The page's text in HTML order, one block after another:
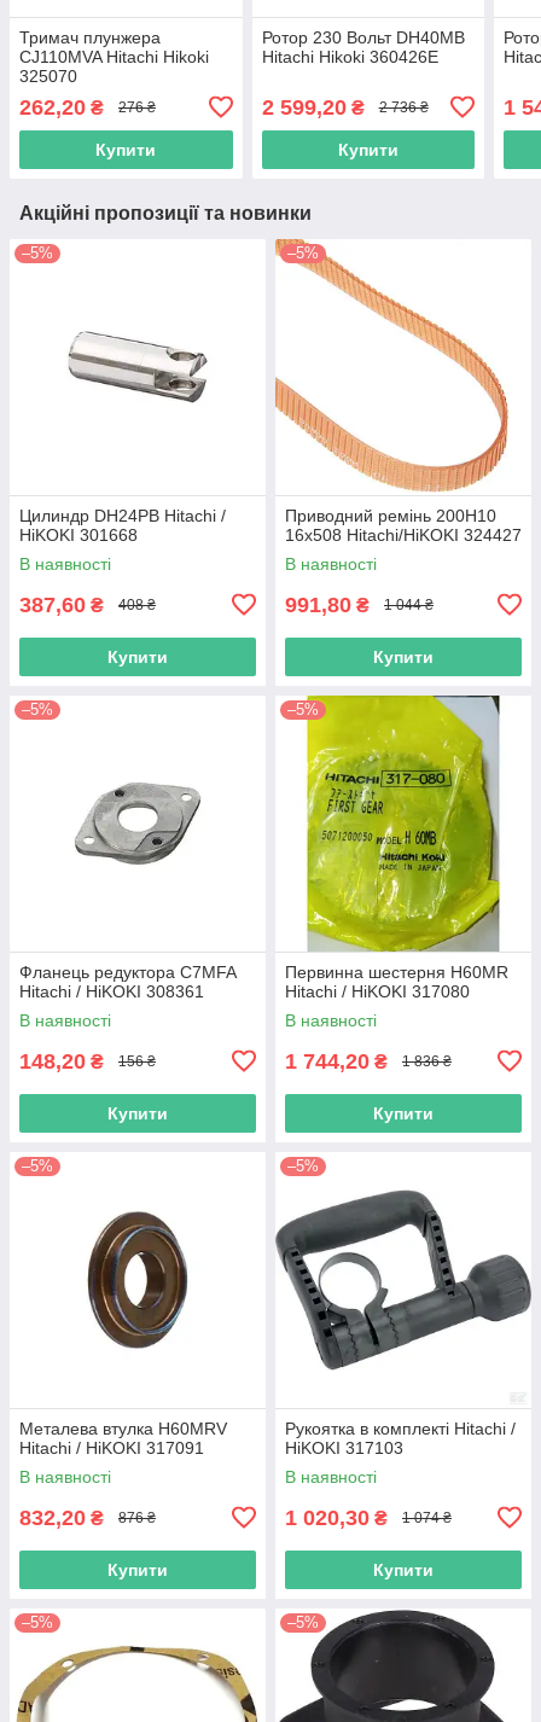
Тримач плунжера
CJ110MVA Hitachi Hikoki
325070
262,20 ₴ 276 ₴
Купити
Ротор 230 Вольт DH40MB
Hitachi Hikoki 360426Е
2 599,20₴ 2 736 ₴
Купити
1
Акційні пропозиції та новинки
–5%
Цилиндр DH24PB Hitachi /
HiKOKI 301668
В наявності
387,60 ₴ 408 ₴
Купити
–5%
Приводний ремінь 200Н10
16х508 Hitachi/HiKOKI 324427
В наявності
991,80 ₴ 1 044 ₴
Купити
–5%
Фланець редуктора C7MFA
Hitachi / HiKOKI 308361
В наявності
148,20 ₴ 156 ₴
Купити
–5%
Первинна шестерня H60MR
Hitachi / HiKOKI 317080
В наявності
1 744,20 ₴ 1 836 ₴
Купити
–5%
Металева втулка H60MRV
Hitachi / HiKOKI 317091
В наявності
832,20 ₴ 876 ₴
Купити
–5%
Рукоятка в комплекті Hitachi /
HiKOKI 317103
В наявності
1 020,30 ₴ 1 074 ₴
Купити
–5% –5%